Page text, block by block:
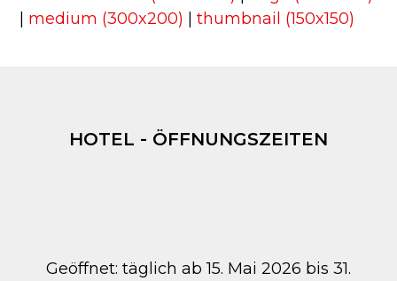
medium (300x200) |thumbnail (150x150)
HOTEL - ÖFFNUNGSZEITEN
Geöffnet: täglich ab 15. Mai 2026 bis 31.